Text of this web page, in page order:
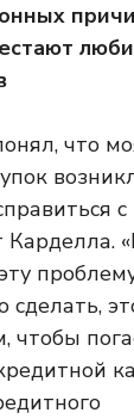
что
Карделла.
чтобы